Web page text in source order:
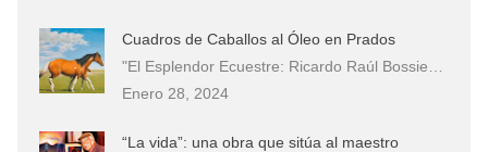
Cuadros de Caballos al Óleo en Prados
"El Esplendor Ecuestre: Ricardo Raúl Bossie…
Enero 28, 2024
“La vida”: una obra que sitúa al maestro